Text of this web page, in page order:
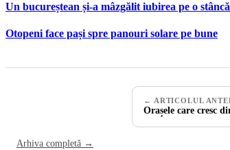
Un bucureștean și-a mâzgălit iubirea pe o
Otopeni face pași spre panouri solare pe bune
← ARTICOLUL
Orașele care cresc
Arhiva completă →